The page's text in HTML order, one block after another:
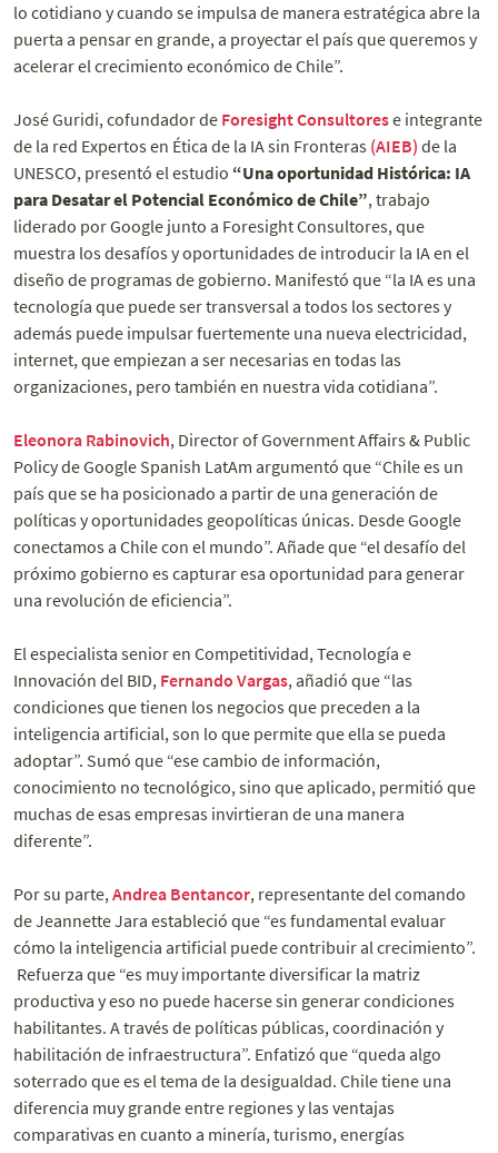
lo cotidiano y cuando se impulsa de manera estratégica abre la
puerta a pensar en grande, a proyectar el país que queremos y
acelerar el crecimiento económico de Chile”.
José Guridi, cofundador de Foresight Consultorese integrante
de la red Expertos en Ética de la IA sin Fronteras (AIEB) de la
UNESCO, presentó el estudio “Una oportunidad Histórica: IA
para Desatar el Potencial Económico de Chile”, trabajo
liderado por Google junto a Foresight Consultores, que
muestra los desafíos y oportunidades de introducir la IA en el
diseño de programas de gobierno. Manifestó que “la IA es una
tecnología que puede ser transversal a todos los sectores y
además puede impulsar fuertemente una nueva electricidad,
internet, que empiezan a ser necesarias en todas las
organizaciones, pero también en nuestra vida cotidiana”.
Eleonora Rabinovich, Director of Government Affairs & Public
Policy de Google Spanish LatAm argumentó que “Chile es un
país que se ha posicionado a partir de una generación de
políticas y oportunidades geopolíticas únicas. Desde Google
conectamos a Chile con el mundo”. Añade que “el desafío del
próximo gobierno es capturar esa oportunidad para generar
una revolución de eficiencia”.
El especialista senior en Competitividad, Tecnología e
Innovación del BID, Fernando Vargas, añadió que “las
condiciones que tienen los negocios que preceden a la
inteligencia artificial, son lo que permite que ella se pueda
adoptar”. Sumó que “ese cambio de información,
conocimiento no tecnológico, sino que aplicado, permitió que
muchas de esas empresas invirtieran de una manera
diferente”.
Por su parte,Andrea Bentancor, representante del comando
de Jeannette Jara estableció que “es fundamental evaluar
cómo la inteligencia artificial puede contribuir al crecimiento”.
Refuerza que “es muy importante diversificar la matriz
productiva y eso no puede hacerse sin generar condiciones
habilitantes. A través de políticas públicas, coordinación y
habilitación de infraestructura”. Enfatizó que “queda algo
soterrado que es el tema de la desigualdad. Chile tiene una
diferencia muy grande entre regiones y las ventajas
comparativas en cuanto a minería, turismo, energías